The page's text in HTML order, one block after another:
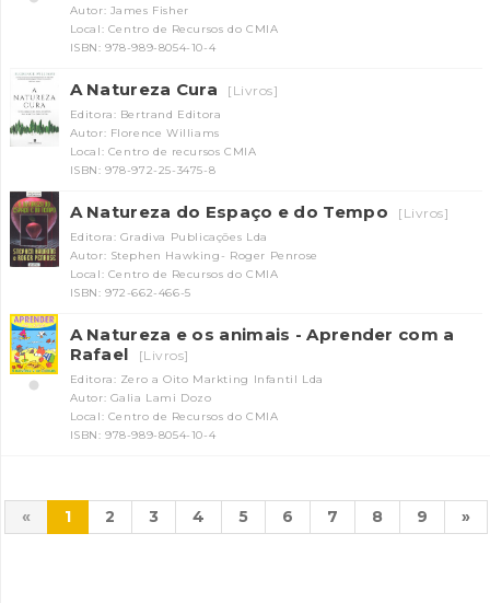
Autor: James Fisher
Local: Centro de Recursos do CMIA
ISBN: 978-989-8054-10-4
A Natureza Cura [Livros]
Editora: Bertrand Editora
Autor: Florence Williams
Local: Centro de recursos CMIA
ISBN: 978-972-25-3475-8
A Natureza do Espaço e do Tempo [Livros]
Editora: Gradiva Publicações Lda
Autor: Stephen Hawking- Roger Penrose
Local: Centro de Recursos do CMIA
ISBN: 972-662-466-5
A Natureza e os animais - Aprender com a
Rafael
[Livros]
Editora: Zero a Oito Markting Infantil Lda
Autor: Galia Lami Dozo
Local: Centro de Recursos do CMIA
ISBN: 978-989-8054-10-4
« 1 2 3 4 5 6 7 8 9 »